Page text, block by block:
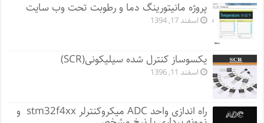
پروژه مانيتورينگ دما و رطوبت تحت وب سایت
اسفند 17, 1394
یکسوساز کنترل شده سیلیکونی(SCR)
اسفند 11, 1396
راه اندازی واحد ADC میکروکنترلر stm32f4xx و